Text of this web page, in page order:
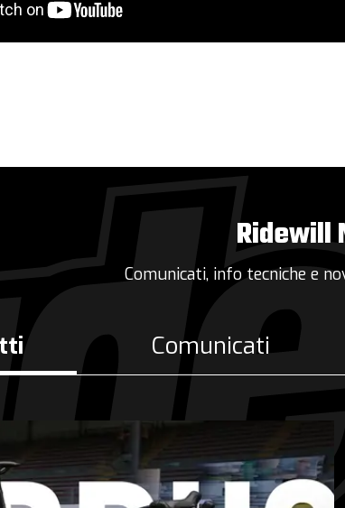
Ridewill
Comunicati, info tecniche e
Comunicati